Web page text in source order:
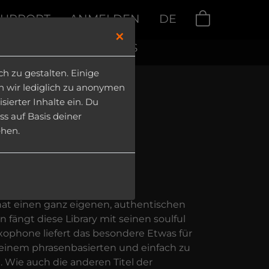
ANMELDEN DE
MY PRODUCTS
einen ganz eigenen, authentischen
fängt diese Library mit seinen soulful
liefert das besondere Etwas für
phrasenbasierten und einfach zu
auch die anderen Titel der
×
zu gestalten. Einige
wir lediglich zu anonymen
Inhalte ein. Du
auf Basis deiner